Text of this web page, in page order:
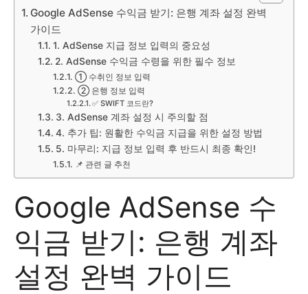
Google AdSense 수익금 받기: 은행 계좌 설정 완벽
가이드
1. AdSense 지급 정보 입력의 중요성
2. AdSense 수익금 수령을 위한 필수 정보
① 수취인 정보 입력
② 은행 정보 입력
✅ SWIFT 코드란?
3. AdSense 계좌 설정 시 주의할 점
4. 추가 팁: 원활한 수익금 지급을 위한 설정 방법
5. 마무리: 지급 정보 입력 후 반드시 최종 확인!
📌 관련 글 추천
Google AdSense 수
익금 받기: 은행 계좌
설정 완벽 가이드